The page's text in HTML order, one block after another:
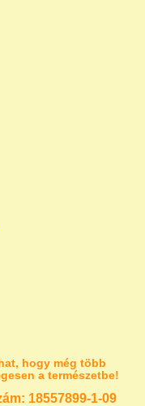
hogy még több
a természetbe!
18557899-1-09